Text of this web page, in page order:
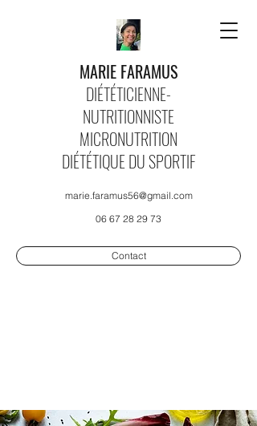
MARIE FARAMUS
DIÉTÉTICIENNE-
NUTRITIONNISTE
MICRONUTRITION
DIÉTÉTIQUE DU SPORTIF
marie.faramus56@gmail.com
06 67 28 29 73
Contact